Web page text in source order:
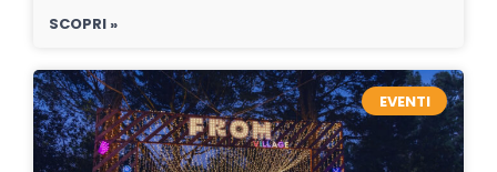
SCOPRI »
EVENTI